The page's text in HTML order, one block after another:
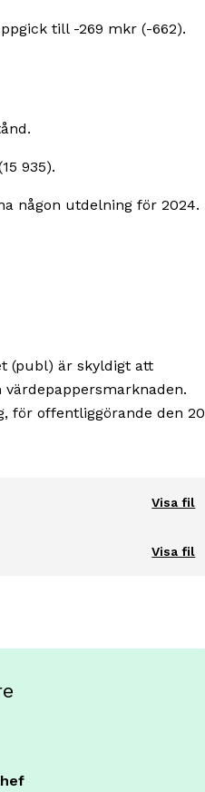
till -269 mkr (-662).
935).
någon utdelning för 2024.
(publ) är skyldigt att
för offentliggörande den 20
Visa fil
Visa fil